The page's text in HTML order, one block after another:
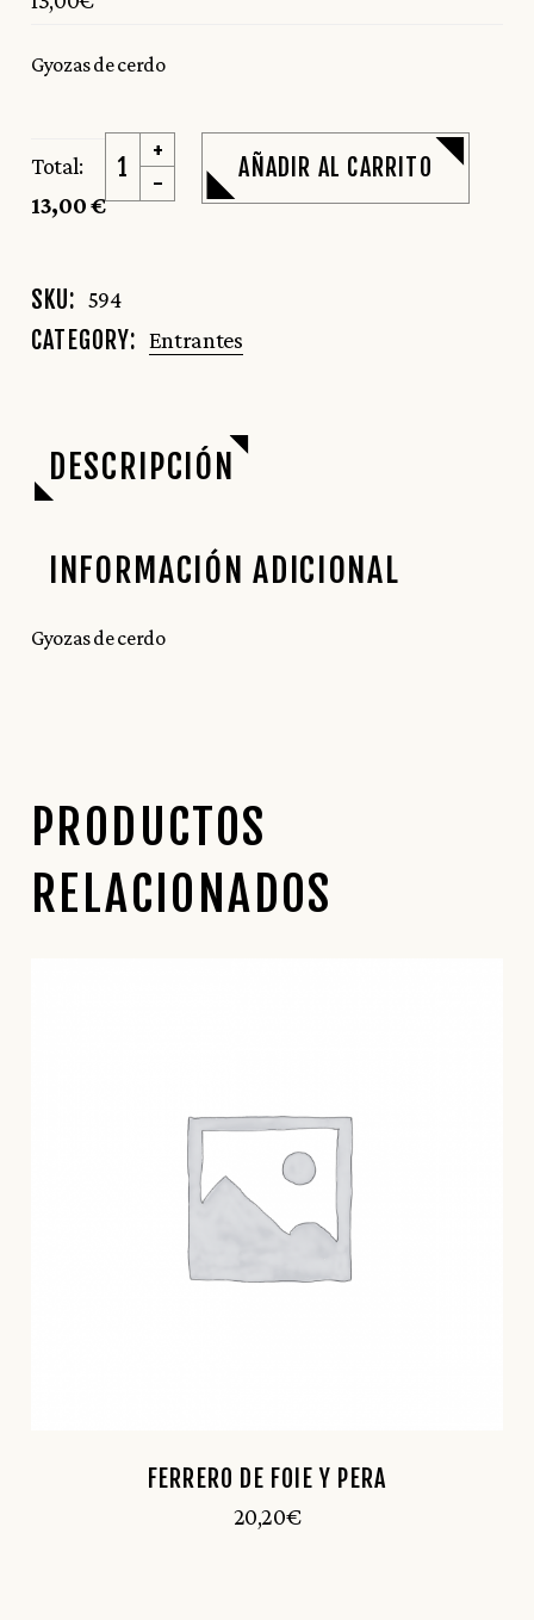
Gyozas de cerdo
Total:
13,00 €
Gyozas de cerdo quantity
AÑADIR AL CARRITO
SKU: 594
CATEGORY: Entrantes
DESCRIPCIÓN
INFORMACIÓN ADICIONAL
Gyozas de cerdo
PRODUCTOS
RELACIONADOS
FERRERO DE FOIE Y PERA
20,20€